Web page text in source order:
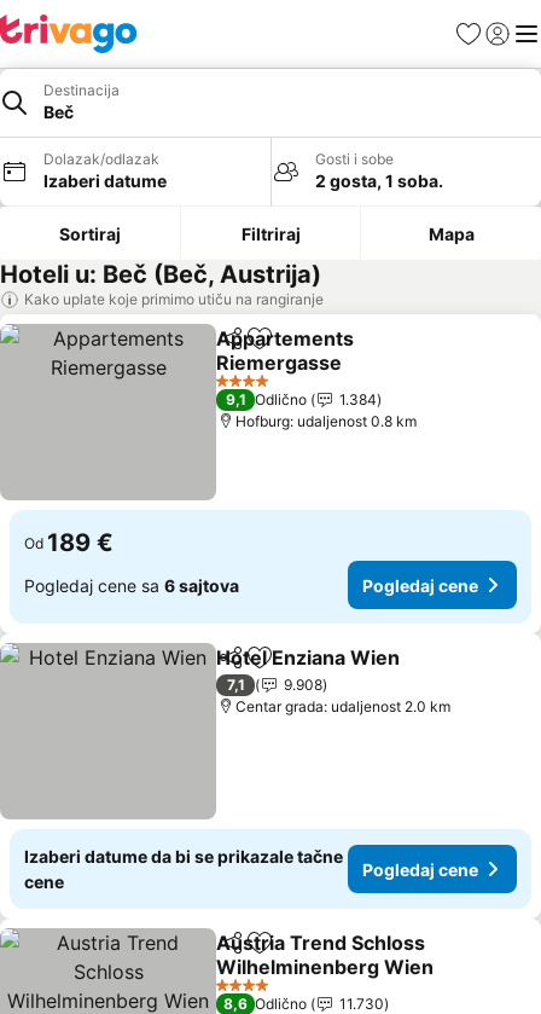
FavoritiPrijavi
Destinacija
Beč
Dolazak/odlazak
Izaberi datume
Gosti i sobe
2 gosta, 1 soba.
Sortiraj Filtriraj Mapa
Hoteli u: Beč (Beč, Austrija)
Kako uplate koje primimo utiču na rangiranje
Deli Dodati u favorite
Appartements
Riemergasse
Pogledaj cene
4 Zvezdice
9,1 Odlično
1.384
Hofburg: udaljenost 0.8 km
Od 189 €
Pogledaj cene sa 6 sajtova Pogledaj cene
Deli Dodati u favorite
Hotel Enziana Wien
7,1
9.908
Centar grada: udaljenost 2.0 km
Izaberi datume da bi se prikazale tačne
cene
Pogledaj cene
Deli Dodati u favorite
Austria Trend Schloss
Wilhelminenberg Wien
Pogledaj cene
4 Zvezdice
8,6 Odlično
11.730